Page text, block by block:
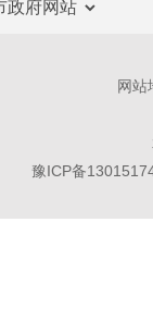
网站
豫ICP备